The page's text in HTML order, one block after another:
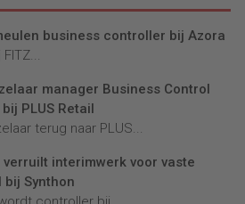
business controller bij Azora
manager Business Control
PLUS Retail
terug naar PLUS...
verruilt interimwerk voor vaste
Synthon